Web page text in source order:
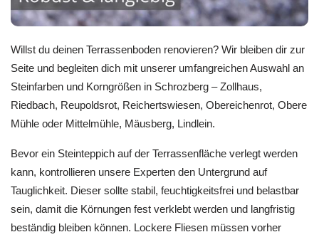
Willst du deinen Terrassenboden renovieren? Wir bleiben dir zur
Seite und begleiten dich mit unserer umfangreichen Auswahl an
Steinfarben und Korngrößen in Schrozberg – Zollhaus,
Riedbach, Reupoldsrot, Reichertswiesen, Obereichenrot, Obere
Mühle oder Mittelmühle, Mäusberg, Lindlein.
Bevor ein Steinteppich auf der Terrassenfläche verlegt werden
kann, kontrollieren unsere Experten den Untergrund auf
Tauglichkeit. Dieser sollte stabil, feuchtigkeitsfrei und belastbar
sein, damit die Körnungen fest verklebt werden und langfristig
beständig bleiben können. Lockere Fliesen müssen vorher